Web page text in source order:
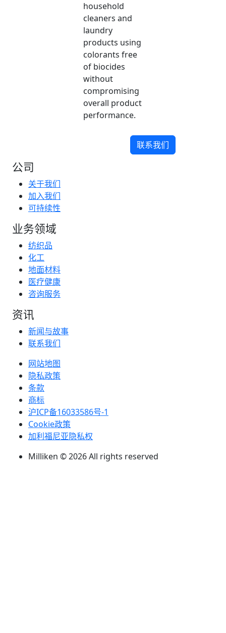
household
cleaners and
laundry
products using
colorants free
of biocides
without
compromising
overall product
performance.
联系我们
公司
关于我们
加入我们
可持续性
业务领域
纺织品
化工
地面材料
医疗健康
咨询服务
资讯
新闻与故事
联系我们
网站地图
隐私政策
条款
商标
沪ICP备16033586号-1
Cookie政策
加利福尼亚隐私权
Milliken © 2026 All rights reserved